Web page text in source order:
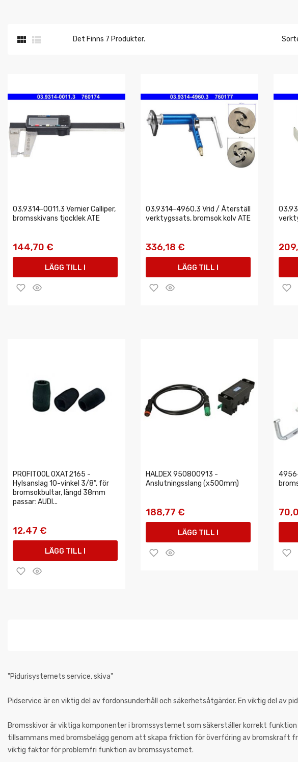
  Det Finns 7 Produkter.
03.9314-0011.3 Vernier Calliper,
bromsskivans tjocklek ATE
144,70 €
LÄGG TILL I
VARUKORGEN
03.9314-4960.3 Vrid / Återställ
verktygssats, bromsok kolv ATE
336,18 €
LÄGG TILL I
VARUKORGEN
PROFITOOL 0XAT2165 -
Hylsanslag 10-vinkel 3/8”, för
bromsokbultar, längd 38mm
passar: AUDI...
12,47 €
LÄGG TILL I
VARUKORGEN
HALDEX 950800913 -
Anslutningsslang (x500mm)
188,77 €
LÄGG TILL I
VARUKORGEN
"Pidurisystemets service, skiva"
Pidservice är en viktig del av fordonsunderhåll och säkerhetsåtgärder. En viktig del av
Bromsskivor är viktiga komponenter i bromssystemet som säkerställer korrekt
tillsammans med bromsbelägg genom att skapa friktion för överföring av bromskraft
viktig faktor för problemfri funktion av bromssystemet.